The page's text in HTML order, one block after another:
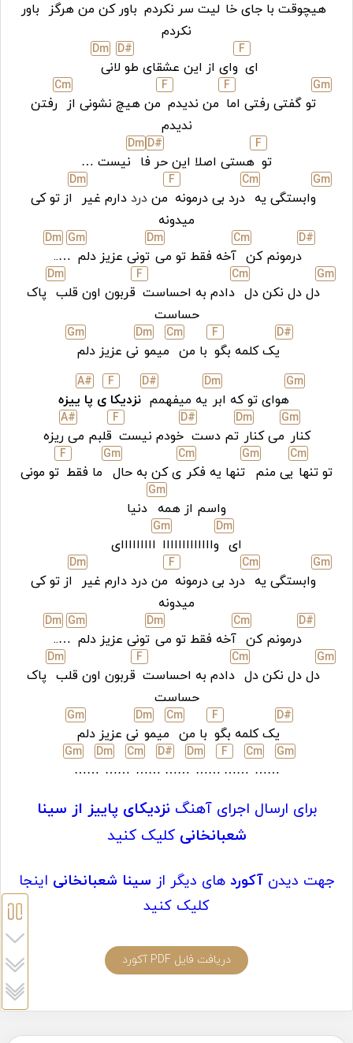
هیچوقت با جای خا لیت سر نکردم باور کن من هرگز
باور
نکردم
ای
F
وای از این عشقای طو
D#
لانی
Dm
Gm
تو گفتی رفتی اما
F
من ندیدم
F
من هیچ نشونی از
Cm
رفتن
ندیدم
تو
F
هستی اصلا این حر
D#
فا
Dm
نیست …
Gm
وابستگی یه
Cm
درد بی درمونه
F
من درد دارم غیر
Dm
از تو کی
میدونه
D#
درمونم کن
Cm
آخه فقط تو می
Dm
تونی عزیز دلم
Gm
…..
Dm
Gm
دل دل نکن دل
Cm
دادم به احساست
F
قربون اون قلب
Dm
پاک
حساست
D#
یک کلمه بگو
F
با من
Cm
میمو
Dm
نی عزیز دلم
Gm
Gm
هوای تو که ابر
Dm
یه میفهمم
D#
نزدیکا
F
ی پا
A#
ییزه
کنار
Gm
می کنار
Dm
تم دست
D#
خودم نیست
F
قلبم می
A#
ریزه
تو تنها
Cm
یی منم
Gm
تنها یه فکر
Cm
ی کن به حال
Gm
ما فقط
F
تو مونی
واسم از همه
Gm
دنیا
ای
Dm
وااااااااااااا
Gm
ااااااااای
Gm
وابستگی یه
Cm
درد بی درمونه
F
من درد دارم غیر
Dm
از تو کی
میدونه
D#
درمونم کن
Cm
آخه فقط تو می
Dm
تونی عزیز دلم
Gm
…..
Dm
Gm
دل دل نکن دل
Cm
دادم به احساست
F
قربون اون قلب
Dm
پاک
حساست
D#
یک کلمه بگو
F
با من
Cm
میمو
Dm
نی عزیز دلم
Gm
Gm
……
Cm
……
F
……
Dm
……
D#
……
Cm
……
Dm
……
Gm
برای ارسال اجرای آهنگنزدیکای پاییز از سینا
شعبانخانی کلیک کنید
جهت دیدن آکورد های دیگر از سینا شعبانخانی اینجا
کلیک کنید
دریافت فایل PDF آکورد